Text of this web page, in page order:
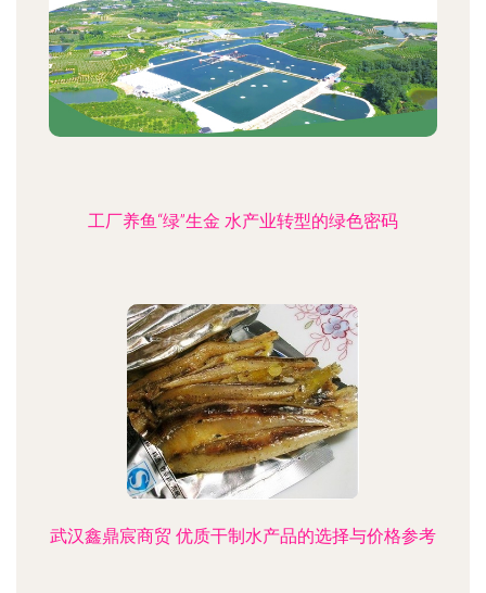
工厂养鱼“绿”生金 水产业转型的绿色密码
武汉鑫鼎宸商贸 优质干制水产品的选择与价格参考